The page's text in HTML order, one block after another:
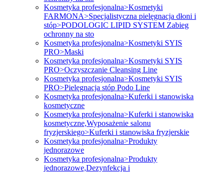
Kosmetyka profesjonalna>Kosmetyki
FARMONA>Specjalistyczna pielęgnacja dłoni i
stóp>PODOLOGIC LIPID SYSTEM Zabieg
ochronny na sto
Kosmetyka profesjonalna>Kosmetyki SYIS
PRO>Maski
Kosmetyka profesjonalna>Kosmetyki SYIS
PRO>Oczyszczanie Cleansing Line
Kosmetyka profesjonalna>Kosmetyki SYIS
PRO>Pielęgnacja stóp Podo Line
Kosmetyka profesjonalna>Kuferki i stanowiska
kosmetyczne
Kosmetyka profesjonalna>Kuferki i stanowiska
kosmetyczne,Wyposażenie salonu
fryzjerskiego>Kuferki i stanowiska fryzjerskie
Kosmetyka profesjonalna>Produkty
jednorazowe
Kosmetyka profesjonalna>Produkty
jednorazowe,Dezynfekcja i